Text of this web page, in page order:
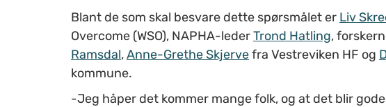
Blant de som skal besvare dette spørsmålet er Liv
Overcome (WSO), NAPHA-lederTrond Hatling,
Ramsdal,Anne-Grethe Skjervefra Vestreviken HF og
kommune.
-Jeg håper det kommer mange folk, og at det blir